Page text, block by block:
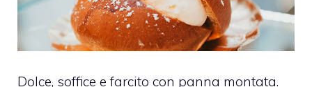
Dolce, soffice e farcito con panna montata.